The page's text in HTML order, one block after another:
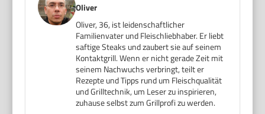
Oliver
Oliver, 36, ist leidenschaftlicher
Familienvater und Fleischliebhaber. Er liebt
saftige Steaks und zaubert sie auf seinem
Kontaktgrill. Wenn er nicht gerade Zeit mit
seinem Nachwuchs verbringt, teilt er
Rezepte und Tipps rund um Fleischqualität
und Grilltechnik, um Leser zu inspirieren,
zuhause selbst zum Grillprofi zu werden.